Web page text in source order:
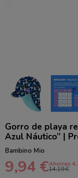
Gorro de playa
Azul Náutico” |
Bambino Mio
9,94 €Ahorras
14,19 €